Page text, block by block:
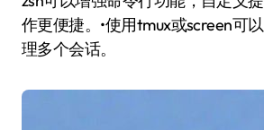
作更便捷。•使用tmux或screen可
理多个会话。